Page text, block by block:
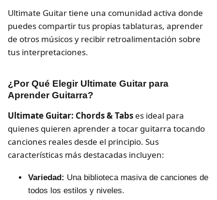
Ultimate Guitar tiene una comunidad activa donde
puedes compartir tus propias tablaturas, aprender
de otros músicos y recibir retroalimentación sobre
tus interpretaciones.
¿Por Qué Elegir Ultimate Guitar para
Aprender Guitarra?
Ultimate Guitar: Chords & Tabs es ideal para
quienes quieren aprender a tocar guitarra tocando
canciones reales desde el principio. Sus
características más destacadas incluyen:
Variedad: Una biblioteca masiva de canciones de
todos los estilos y niveles.